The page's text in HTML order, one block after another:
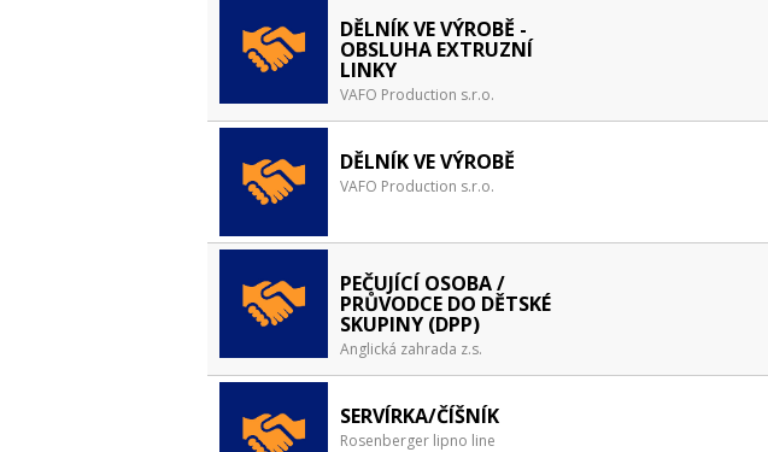
DĚLNÍK VE VÝROBĚ -
OBSLUHA EXTRUZNÍ
LINKY
VAFO Production s.r.o.
DĚLNÍK VE VÝROBĚ
VAFO Production s.r.o.
PEČUJÍCÍ OSOBA /
PRŮVODCE DO DĚTSKÉ
SKUPINY (DPP)
Anglická zahrada z.s.
SERVÍRKA/ČÍŠNÍK
Rosenberger lipno line